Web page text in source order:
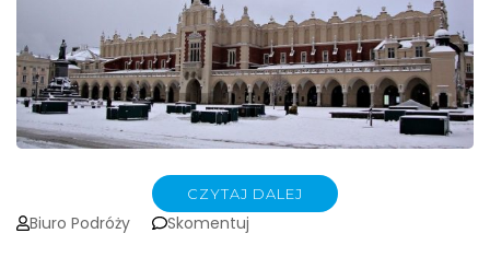
CZYTAJ DALEJ
Biuro Podróży Skomentuj